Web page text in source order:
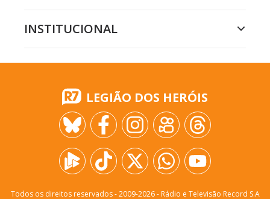
INSTITUCIONAL
LEGIÃO DOS HERÓIS
Todos os direitos reservados - 2009-2026- Rádio e Televisão Record S.A